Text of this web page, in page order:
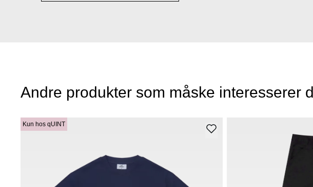
Andre produkter som måske interesserer
Kun hos qUINT